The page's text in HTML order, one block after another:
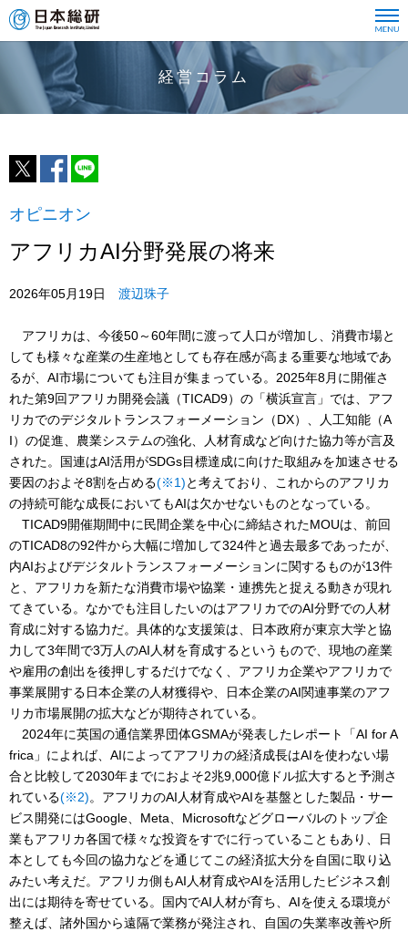
経営コラム
オピニオン
アフリカAI分野発展の将来
2026年05月19日 渡辺珠子
アフリカは、今後50～60年間に渡って人口が増加し、消費市場と
しても様々な産業の生産地としても存在感が高まる重要な地域であ
るが、AI市場についても注目が集まっている。2025年8月に開催さ
れた第9回アフリカ開発会議（TICAD9）の「横浜宣言」では、アフ
リカでのデジタルトランスフォーメーション（DX）、人工知能（A
I）の促進、農業システムの強化、人材育成など向けた協力等が言及
された。国連はAI活用がSDGs目標達成に向けた取組みを加速させる
要因のおよそ8割を占める(※1)と考えており、これからのアフリカ
の持続可能な成長においてもAIは欠かせないものとなっている。
TICAD9開催期間中に民間企業を中心に締結されたMOUは、前回
のTICAD8の92件から大幅に増加して324件と過去最多であったが、
内AIおよびデジタルトランスフォーメーションに関するものが13件
と、アフリカを新たな消費市場や協業・連携先と捉える動きが現れ
てきている。なかでも注目したいのはアフリカでのAI分野での人材
育成に対する協力だ。具体的な支援策は、日本政府が東京大学と協
力して3年間で3万人のAI人材を育成するというもので、現地の産業
や雇用の創出を後押しするだけでなく、アフリカ企業やアフリカで
事業展開する日本企業の人材獲得や、日本企業のAI関連事業のアフ
リカ市場展開の拡大などが期待されている。
2024年に英国の通信業界団体GSMAが発表したレポート「AI for A
frica」によれば、AIによってアフリカの経済成長はAIを使わない場
合と比較して2030年までにおよそ2兆9,000億ドル拡大すると予測さ
れている(※2)。アフリカのAI人材育成やAIを基盤とした製品・サー
ビス開発にはGoogle、Meta、Microsoftなどグローバルのトップ企
業もアフリカ各国で様々な投資をすでに行っていることもあり、日
本としても今回の協力などを通じてこの経済拡大分を自国に取り込
みたい考えだ。アフリカ側もAI人材育成やAIを活用したビジネス創
出には期待を寄せている。国内でAI人材が育ち、AIを使える環境が
整えば、諸外国から遠隔で業務が発注され、自国の失業率改善や所